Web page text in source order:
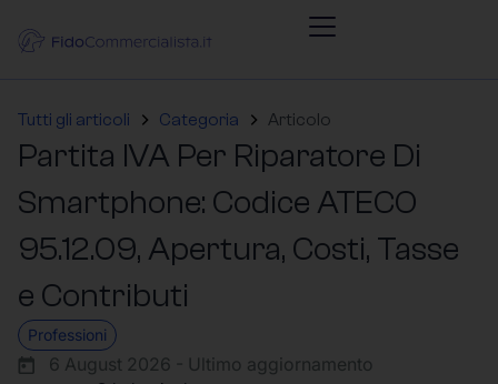
Tutti gli articoli Categoria Articolo
Partita IVA Per Riparatore Di
Smartphone: Codice ATECO
95.12.09, Apertura, Costi, Tasse
e Contributi
Professioni
6 August 2026 - Ultimo aggiornamento